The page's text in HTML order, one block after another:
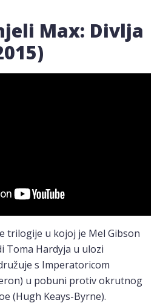
Max: Divlja
trilogije u kojoj je Mel Gibson
Toma Hardyja u ulozi
s Imperatoricom
u pobuni protiv okrutnog
(Hugh Keays-Byrne).